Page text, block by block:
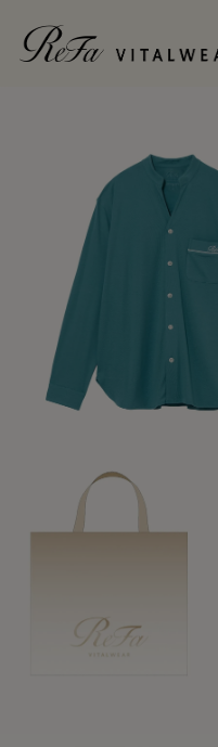
WOMEN
新商品
全ての商
MEN
新商品
全ての商